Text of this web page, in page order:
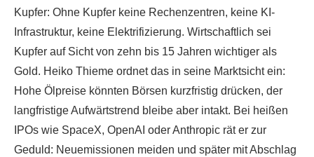
Kupfer: Ohne Kupfer keine Rechenzentren, keine KI-
Infrastruktur, keine Elektrifizierung. Wirtschaftlich sei
Kupfer auf Sicht von zehn bis 15 Jahren wichtiger als
Gold. Heiko Thieme ordnet das in seine Marktsicht ein:
Hohe Ölpreise könnten Börsen kurzfristig drücken, der
langfristige Aufwärtstrend bleibe aber intakt. Bei heißen
IPOs wie SpaceX, OpenAI oder Anthropic rät er zur
Geduld: Neuemissionen meiden und später mit Abschlag